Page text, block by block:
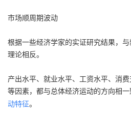
市场顺周期波动
根据一些经济学家的实证研究结果，
理论相反。
产出水平、就业水平、工资水平、消
等因素，都与总体经济运动的方向相
动特征。